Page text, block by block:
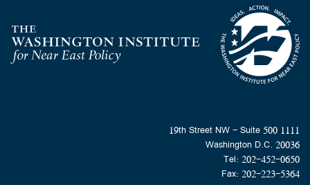
Homepage
1111 19th Street NW - Suite 500
Washington D.C. 20036
Tel: 202-452-0650
Fax: 202-223-5364